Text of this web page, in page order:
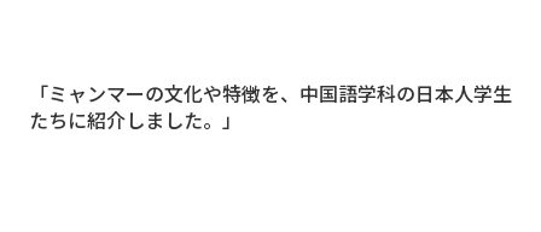
「ミャンマーの文化や特徴を、中国語学科の日本人学生
たちに紹介しました。」